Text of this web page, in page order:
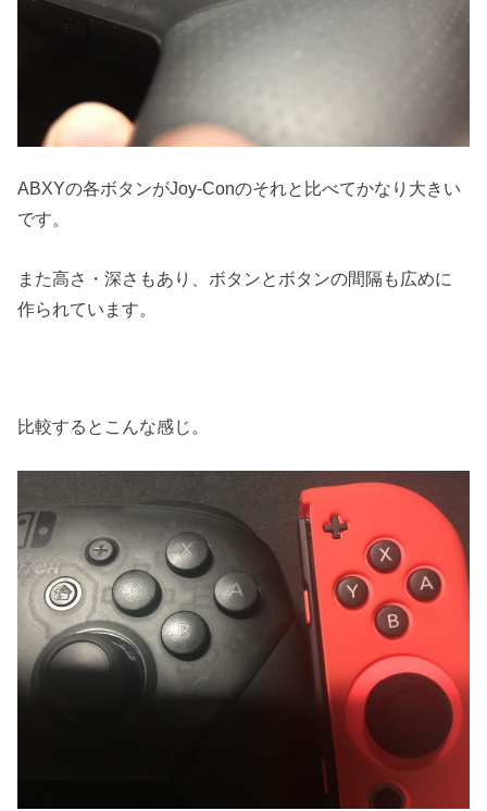
ABXYの各ボタンがJoy-Conのそれと比べてかなり大きい
です。
また高さ・深さもあり、ボタンとボタンの間隔も広めに
作られています。
比較するとこんな感じ。